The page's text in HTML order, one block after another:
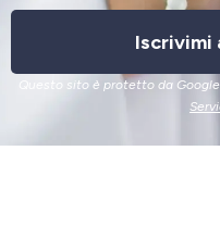
Iscrivimi
Questo sito è protetto da